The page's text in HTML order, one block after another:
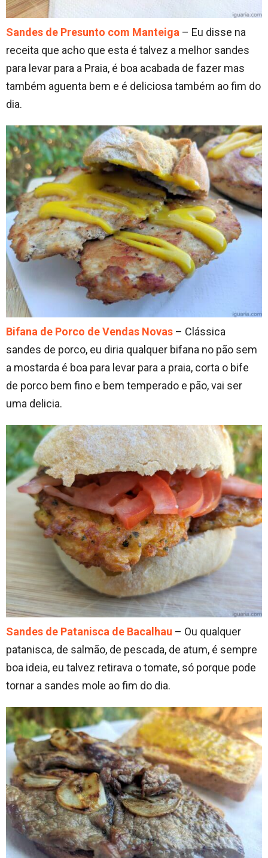
Sandes de Presunto com Manteiga – Eu disse na
receita que acho que esta é talvez a melhor sandes
para levar para a Praia, é boa acabada de fazer mas
também aguenta bem e é deliciosa também ao fim do
dia.
Bifana de Porco de Vendas Novas – Clássica
sandes de porco, eu diria qualquer bifana no pão sem
a mostarda é boa para levar para a praia, corta o bife
de porco bem fino e bem temperado e pão, vai ser
uma delicia.
Sandes de Patanisca de Bacalhau – Ou qualquer
patanisca, de salmão, de pescada, de atum, é sempre
boa ideia, eu talvez retirava o tomate, só porque pode
tornar a sandes mole ao fim do dia.